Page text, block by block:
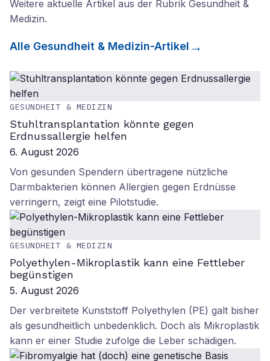
Weitere aktuelle Artikel aus der Rubrik Gesundheit &
Medizin.
Alle Gesundheit & Medizin-Artikel
GESUNDHEIT & MEDIZIN
Stuhltransplantation könnte gegen
Erdnussallergie helfen
6. August 2026
Von gesunden Spendern übertragene nützliche
Darmbakterien können Allergien gegen Erdnüsse
verringern, zeigt eine Pilotstudie.
GESUNDHEIT & MEDIZIN
Polyethylen-Mikroplastik kann eine Fettleber
begünstigen
5. August 2026
Der verbreitete Kunststoff Polyethylen (PE) galt bisher
als gesundheitlich unbedenklich. Doch als Mikroplastik
kann er einer Studie zufolge die Leber schädigen.